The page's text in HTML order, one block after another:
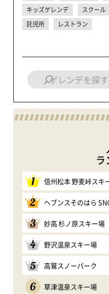
キッズゲレンデ
スクール
託児所
レストラン
ラ
1 信州松本 野麦峠スキ
2 ヘブンスそのはら
3 妙高 杉ノ原スキー場
4 野沢温泉スキー場
5 高鷲スノーパーク
6 草津温泉スキー場